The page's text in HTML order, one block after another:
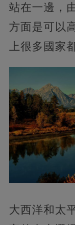
站在一邊，
方面是可以
上很多國家
大西洋和太